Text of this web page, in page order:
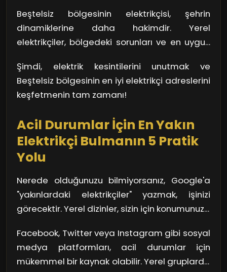
giderilmesi için en etkili çözüm. Mobil
uygulamalar ya da sosyal medya üzerinden
yaptığınız basit bir araştırma ile birkaç dakika
içinde en yakın elektrikçiyle irtibata
geçebilirsiniz.
bölgesinin birçok elektrikçi firması, düzenli
bakım hizmeti sunarak hem sizin hem de
yakınlarınızın güvenliğini sağlıyor. Düşünün;
küçük bir kablo arızası bile, zamanında
müdahale edilmediğinde büyük bir soruna
dönüşebilir.
Beştelsiz bölgesinin elektrikçisi, şehrin
dinamiklerine daha hakimdir. Yerel
elektrikçiler, bölgedeki sorunları ve en uygun
sayede, çevreyi tanıyan bir profesyonelin
elinden hizmet almak, işlerinizi kolaylaştırır.
Dünya hızla dijitalleşirken, yerel hizmetlerin
bulundurmanız gereken bir diğer nokta ise,
referanslar! Daha önce hizmet almış olan
kişilerin deneyimlerini dinlemek, doğru
Şimdi, elektrik kesintilerini unutmak ve
Beştelsiz bölgesinin en iyi elektrikçi adreslerini
keşfetmenin tam zamanı!
Acil Durumlar İçin En Yakın
Elektrikçi Bulmanın 5 Pratik
Yolu
Nerede olduğunuzu bilmiyorsanız, Google'a
"yakınlardaki elektrikçiler" yazmak, işinizi
görecektir. Yerel dizinler, sizin için konumunuza
kullanıcı yorumlarına göz atarak, hangi
elektrikçilerin gerçekten işini iyi yaptığını
öğrenebilirsiniz. Düşünün ki, komşularınızın
Facebook, Twitter veya Instagram gibi sosyal
medya platformları, acil durumlar için
mükemmel bir kaynak olabilir. Yerel gruplarda